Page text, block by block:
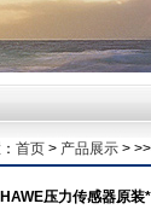
首页 > 产品展示 >
压力传感器原装*